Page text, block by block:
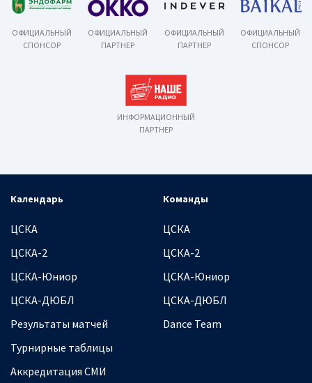
ОФИЦИАЛЬНЫЙ
СПОНСОР
ОФИЦИАЛЬНЫЙ
ПАРТНЕР
ОФИЦИАЛЬНЫЙ
ПАРТНЕР
ОФИЦИАЛЬНЫЙ
СПОНСОР
ИНФОРМАЦИОННЫЙ
ПАРТНЕР
Календарь
ЦСКА
ЦСКА-2
ЦСКА-Юниор
ЦСКА-ДЮБЛ
Результаты матчей
Турнирные таблицы
Аккредитация СМИ
Команды
ЦСКА
ЦСКА-2
ЦСКА-Юниор
ЦСКА-ДЮБЛ
Dance Team